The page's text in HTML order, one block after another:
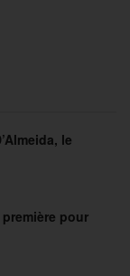
le
pour